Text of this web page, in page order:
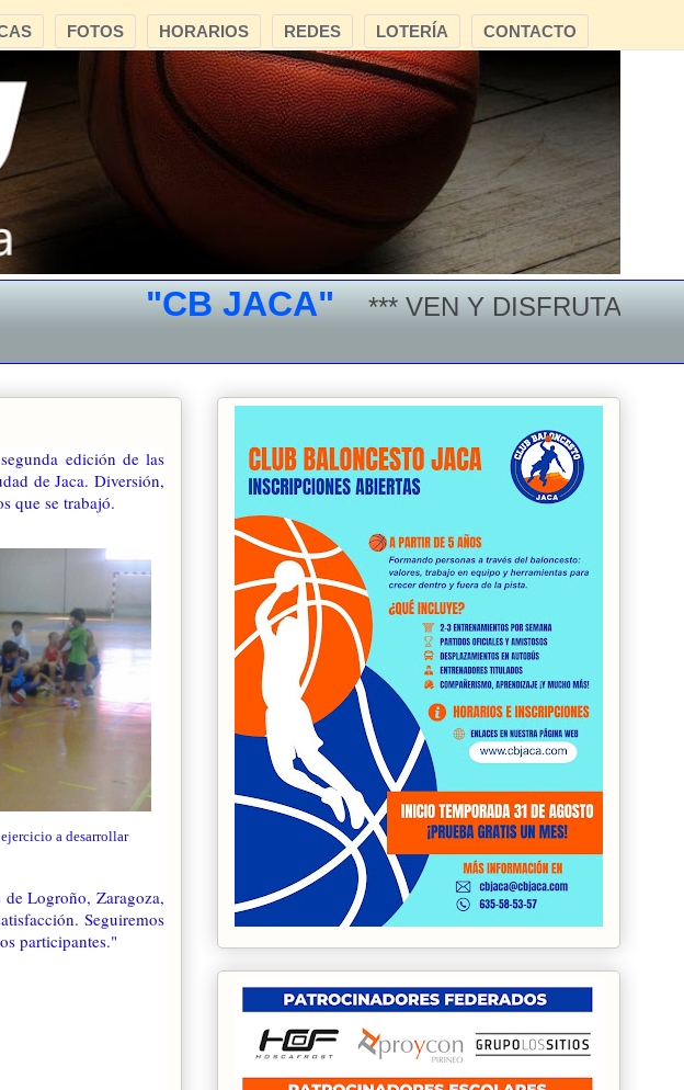
CONTACTO
LOTERÍA
REDES
HORARIOS
FOTOS
"CB JACA" *** VEN Y DISFRUTA DEL
edición de las
de Jaca. Diversión,
que se trabajó.
a desarrollar
Logroño, Zaragoza,
Seguiremos
participantes."